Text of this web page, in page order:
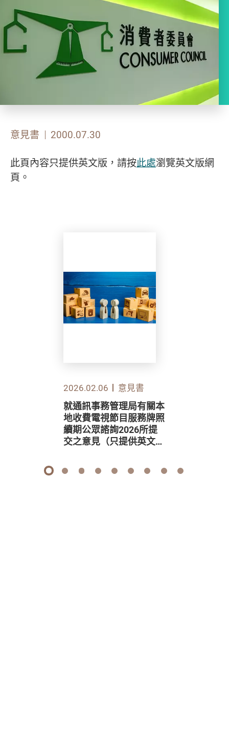
意見書 2000.07.30
此頁內容只提供英文版，請按此處瀏覽英文版網
頁。
2026.02.06 意見書
就通訊事務管理局有關本
地收費電視節目服務牌照
續期公眾諮詢2026所提
交之意見（只提供英文
1 2 3 4 5 6 7 8 9